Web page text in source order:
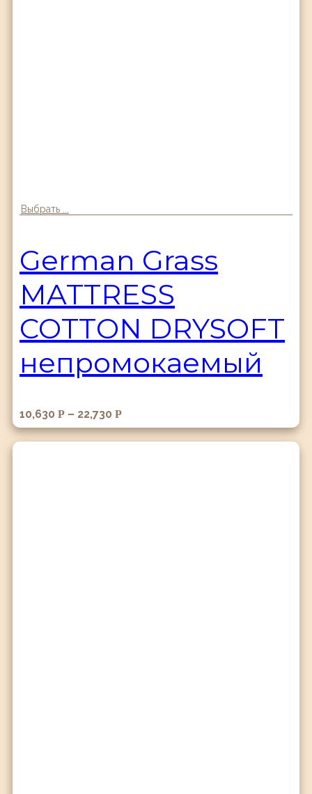
Выбрать ...
German Grass
MATTRESS
COTTON DRYSOFT
непромокаемый
10,630 Р – 22,730 Р